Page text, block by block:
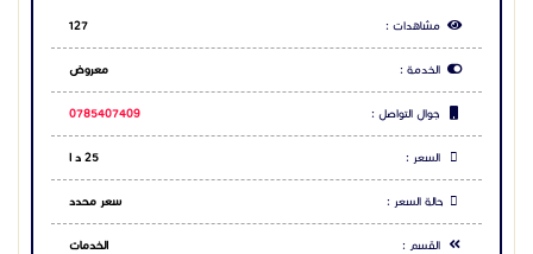
مشاهدات : 127
الخدمة : معروض
جوال التواصل : 0785407409
السعر : 25 د ا
حالة السعر : سعر محدد
القسم : الخدمات